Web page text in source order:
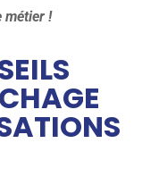
métier !